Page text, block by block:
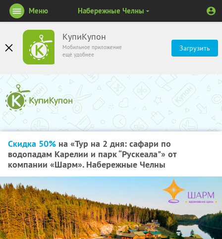
КупиКупон
Мобильное приложение
ещё удобнее
Загрузить
Меню Набережные Челны
Скидка 50% на «Тур на 2 дня: сафари по
водопадам Карелии и парк “Рускеала"» от
компании «Шарм». Набережные Челны